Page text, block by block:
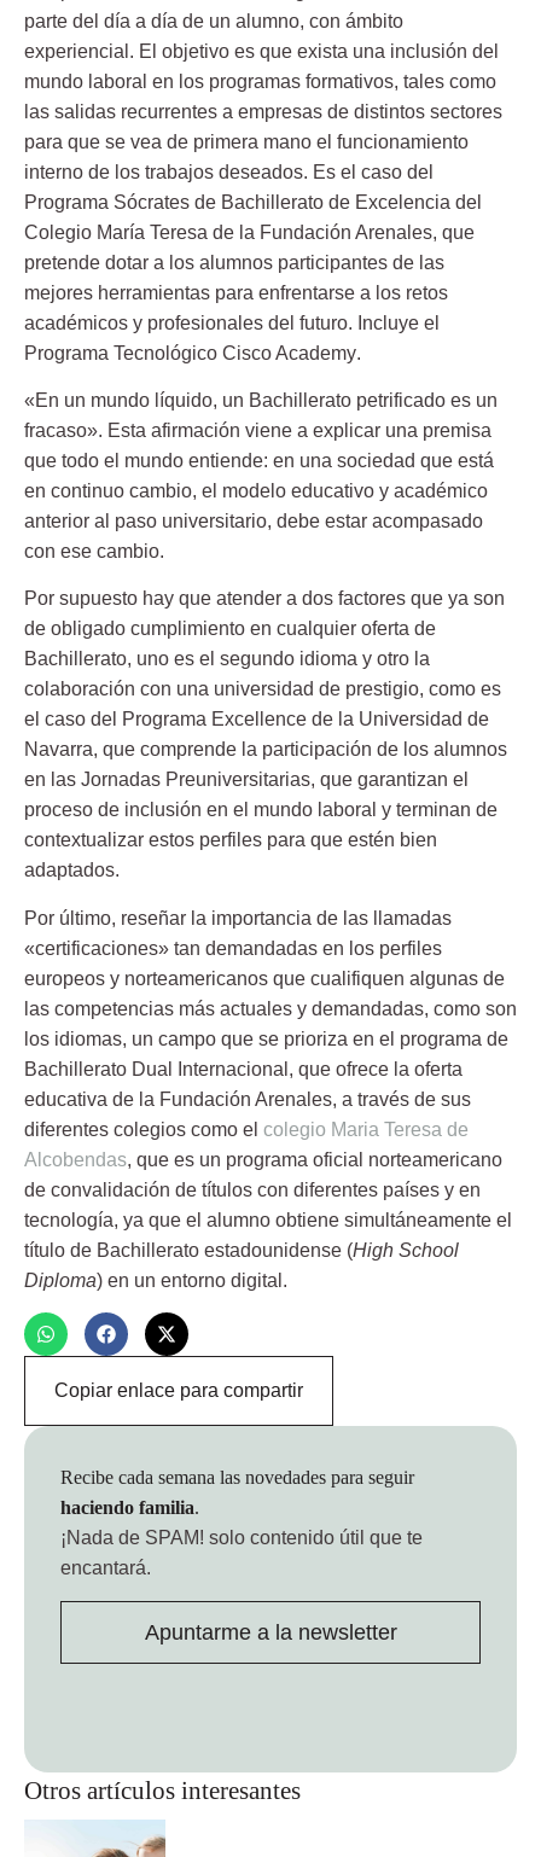
parte del día a día de un alumno, con ámbito
experiencial. El objetivo es que exista una inclusión del
mundo laboral en los programas formativos, tales como
las salidas recurrentes a empresas de distintos sectores
para que se vea de primera mano el funcionamiento
interno de los trabajos deseados. Es el caso del
Programa Sócrates de Bachillerato de Excelencia del
Colegio María Teresa de la Fundación Arenales, que
pretende dotar a los alumnos participantes de las
mejores herramientas para enfrentarse a los retos
académicos y profesionales del futuro. Incluye el
Programa Tecnológico Cisco Academy.
«En un mundo líquido, un Bachillerato petrificado es un
fracaso». Esta afirmación viene a explicar una premisa
que todo el mundo entiende: en una sociedad que está
en continuo cambio, el modelo educativo y académico
anterior al paso universitario, debe estar acompasado
con ese cambio.
Por supuesto hay que atender a dos factores que ya son
de obligado cumplimiento en cualquier oferta de
Bachillerato, uno es el segundo idioma y otro la
colaboración con una universidad de prestigio, como es
el caso del Programa Excellence de la Universidad de
Navarra, que comprende la participación de los alumnos
en las Jornadas Preuniversitarias, que garantizan el
proceso de inclusión en el mundo laboral y terminan de
contextualizar estos perfiles para que estén bien
adaptados.
Por último, reseñar la importancia de las llamadas
«certificaciones» tan demandadas en los perfiles
europeos y norteamericanos que cualifiquen algunas de
las competencias más actuales y demandadas, como son
los idiomas, un campo que se prioriza en el programa de
Bachillerato Dual Internacional , que ofrece la oferta
educativa de la Fundación Arenales, a través de sus
diferentes colegios como el colegio Maria Teresa de
Alcobendas, que es un programa oficial norteamericano
de convalidación de títulos con diferentes países y en
tecnología, ya que el alumno obtiene simultáneamente el
título de Bachillerato estadounidense (High School
Diploma) en un entorno digital.
Copiar enlace para compartir
Otros artículos interesantes
Recibe cada semana las novedades para seguir
haciendo familia.
¡Nada de SPAM! solo contenido útil que te
encantará.
Apuntarme a la newsletter